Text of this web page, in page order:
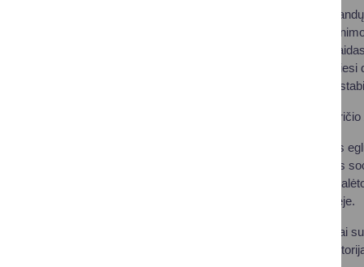
Svarbu dėl LED
trumpalaikio
+35°C). Girliandos
sąlygoms.
eglutės pagrindas –
Registracija: iki
Kaip ir kasmet, visos
svečių, kurie balsuos
laukia dovanos.
paskyroje ir svetainėje.
Leiskite savo pasakai
papasakoti savąją